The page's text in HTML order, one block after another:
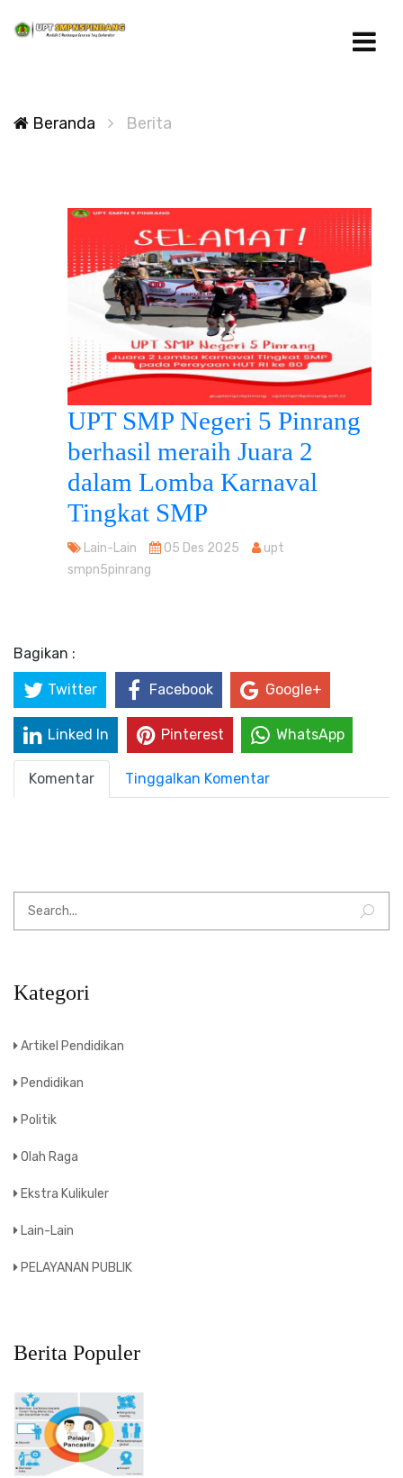
Beranda Berita
UPT SMP Negeri 5 Pinrang
berhasil meraih Juara 2
dalam Lomba Karnaval
Tingkat SMP
Lain-Lain 05 Des 2025
upt
smpn5pinrang
Bagikan :
Twitter Facebook Google+
Linked In Pinterest WhatsApp
Komentar Tinggalkan Komentar
Kategori
Artikel Pendidikan
Pendidikan
Politik
Olah Raga
Ekstra Kulikuler
Lain-Lain
PELAYANAN PUBLIK
Berita Populer